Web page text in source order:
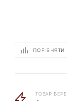
ПОРІВНЯТИ
ТОВАР